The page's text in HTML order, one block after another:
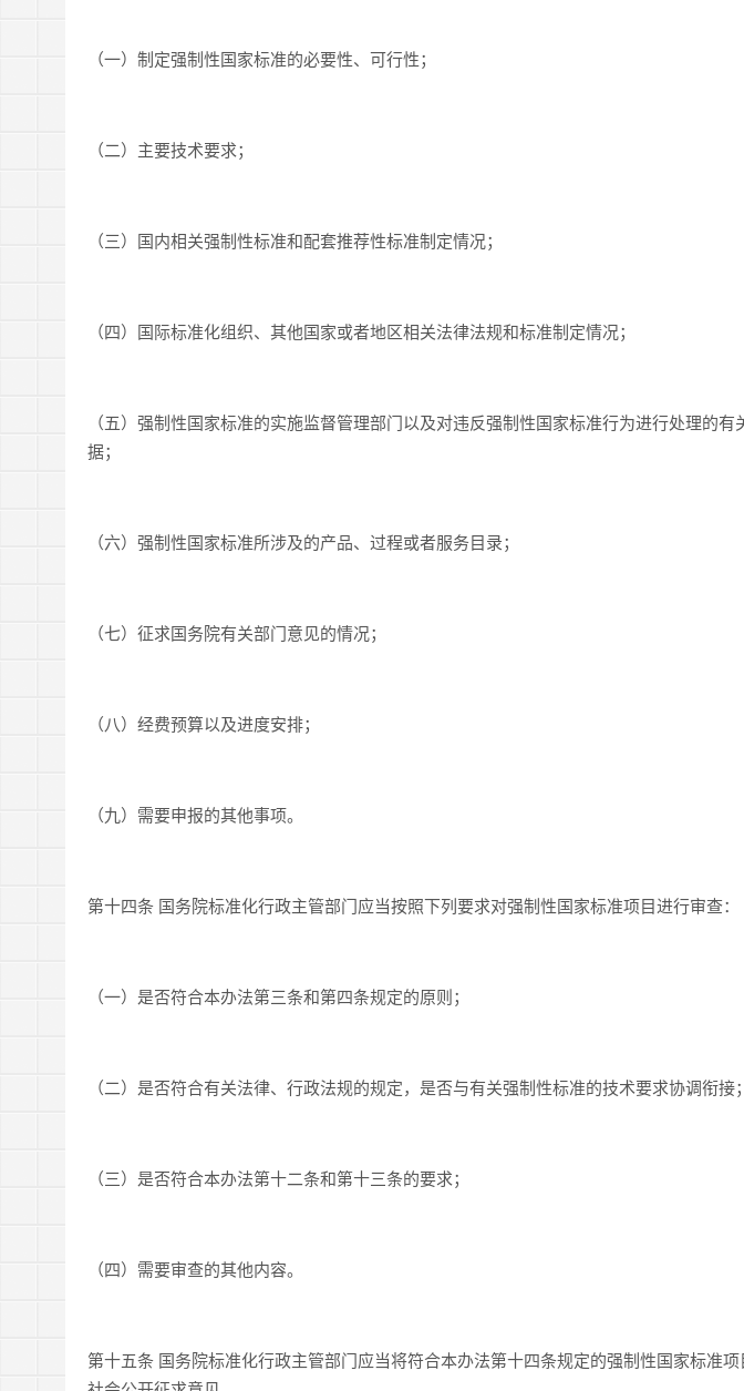
（一）制定强制性国家标准的必要性、可行性；
（二）主要技术要求；
（三）国内相关强制性标准和配套推荐性标准制定情况；
（四）国际标准化组织、其他国家或者地区相关法律法规和标准制定情况；
（五）强制性国家标准的实施监督管理部门以及对违反强制性国家标准行为进行处理的
据；
（六）强制性国家标准所涉及的产品、过程或者服务目录；
（七）征求国务院有关部门意见的情况；
（八）经费预算以及进度安排；
（九）需要申报的其他事项。
第十四条 国务院标准化行政主管部门应当按照下列要求对强制性国家标准项目进行审查：
（一）是否符合本办法第三条和第四条规定的原则；
（二）是否符合有关法律、行政法规的规定，是否与有关强制性标准的技术要求协调衔接；
（三）是否符合本办法第十二条和第十三条的要求；
（四）需要审查的其他内容。
第十五条 国务院标准化行政主管部门应当将符合本办法第十四条规定的强制性国家标准